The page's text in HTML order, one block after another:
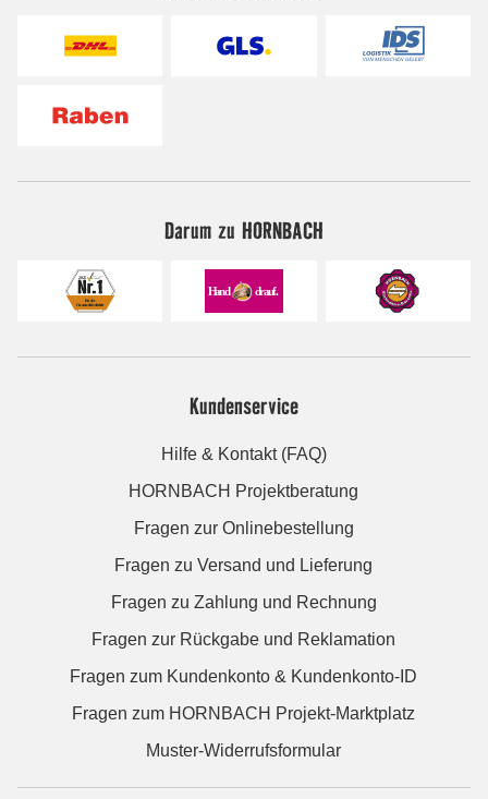
Darum zu HORNBACH
Kundenservice
Hilfe & Kontakt (FAQ)
HORNBACH Projektberatung
Fragen zur Onlinebestellung
Fragen zu Versand und Lieferung
Fragen zu Zahlung und Rechnung
Fragen zur Rückgabe und Reklamation
Fragen zum Kundenkonto & Kundenkonto-ID
Fragen zum HORNBACH Projekt-Marktplatz
Muster-Widerrufsformular